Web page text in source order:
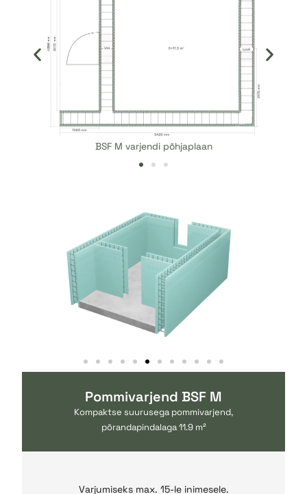
BSF XL varjendi põhjaplaan
BSF M varjendi põhjaplaan
BSF L varjendi põhjaplaan
BSF XL varjendi põhjaplaan
BSF M varjendi põhjaplaan
Pommivarjend BSF M
Kompaktse suurusega pommivarjend,
põrandapindalaga 11.9 m²
Varjumiseks max. 15-le inimesele.